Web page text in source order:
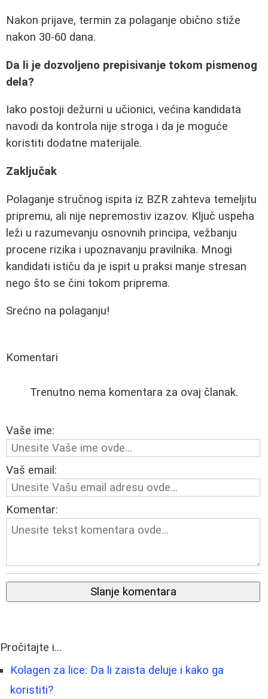
Nakon prijave, termin za polaganje obično stiže
nakon 30-60 dana.
Da li je dozvoljeno prepisivanje tokom pismenog
dela?
Iako postoji dežurni u učionici, većina kandidata
navodi da kontrola nije stroga i da je moguće
koristiti dodatne materijale.
Zaključak
Polaganje stručnog ispita iz BZR zahteva temeljitu
pripremu, ali nije nepremostiv izazov. Ključ uspeha
leži u razumevanju osnovnih principa, vežbanju
procene rizika i upoznavanju pravilnika. Mnogi
kandidati ističu da je ispit u praksi manje stresan
nego što se čini tokom priprema.
Srećno na polaganju!
Komentari
Trenutno nema komentara za ovaj članak.
Vaše ime:
Vaš email:
Komentar:
Slanje komentara
Pročitajte i...
Kolagen za lice: Da li zaista deluje i kako ga
koristiti?